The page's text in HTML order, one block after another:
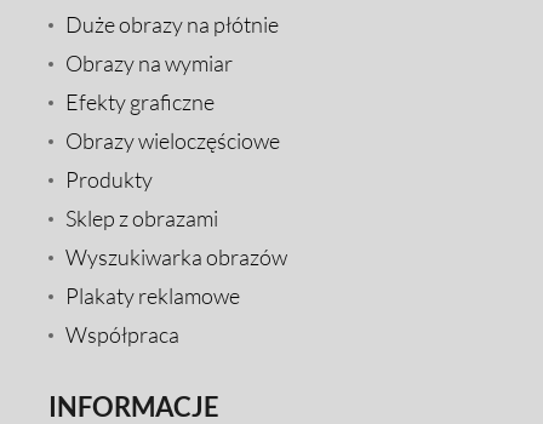
Duże obrazy na płótnie
Obrazy na wymiar
Efekty graficzne
Obrazy wieloczęściowe
Produkty
Sklep z obrazami
Wyszukiwarka obrazów
Plakaty reklamowe
Współpraca
INFORMACJE